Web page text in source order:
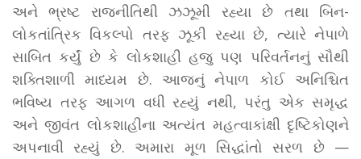
અને ભ્રષ્ટ રાજનીતિથી ઝઝૂમી રહ્યા છે તથા બિન-
લોકતાંત્રિક વિકલ્પો તરફ ઝૂકી રહ્યા છે, ત્યારે નેપાળે
સાબિત કર્યું છે કે લોકશાહી હજુ પણ પરિવર્તનનું સૌથી
શક્તિશાળી માધ્યમ છે. આજનું નેપાળ કોઈ અનિશ્ચિત
ભવિષ્ય તરફ આગળ વધી રહ્યું નથી, પરંતુ એક સમૃદ્ધ
અને જીવંત લોકશાહીના અત્યંત મહત્વાકાંક્ષી દૃષ્ટિકોણને
અપનાવી રહ્યું છે. અમારા મૂળ સિદ્ધાંતો સરળ છે —